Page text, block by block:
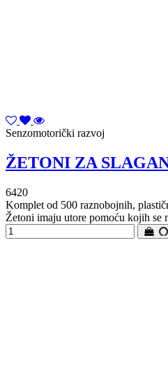
Senzomotorički razvoj
ŽETONI ZA
6420
Komplet od 500 raznobojnih,
Žetoni imaju utore pomoću kojih se